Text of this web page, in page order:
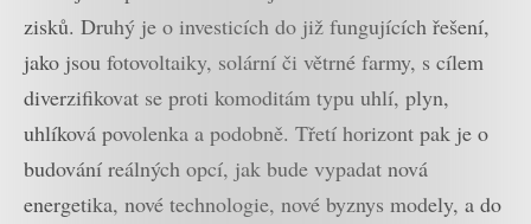
zisků. Druhý je o investicích do již fungujících řešení,
jako jsou fotovoltaiky, solární či větrné farmy, s cílem
diverzifikovat se proti komoditám typu uhlí, plyn,
uhlíková povolenka a podobně. Třetí horizont pak je o
budování reálných opcí, jak bude vypadat nová
energetika, nové technologie, nové byznys modely, a do